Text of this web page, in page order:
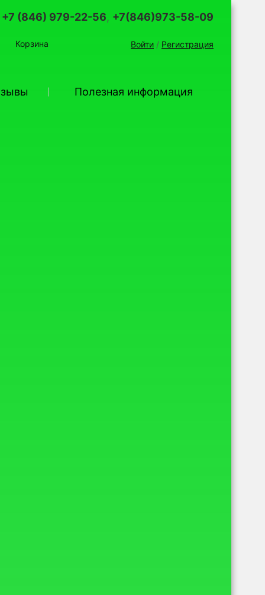
+7 (846) 979-22-56, +7(846)973-58-09
Корзина Войти / Регистрация
Полезная информация